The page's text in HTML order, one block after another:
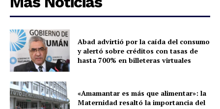
Abad advirtió por la caída del consumo
y alertó sobre créditos con tasas de
hasta 700% en billeteras virtuales
«Amamantar es más que alimentar»: la
Maternidad resaltó la importancia del